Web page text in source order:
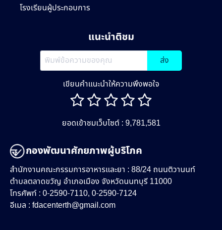
โรงเรียนผู้ประกอบการ
แนะนำติชม
ส่ง
เขียนคำแนะนำให้ความพึงพอใจ
ยอดเข้าชมเว็บไซต์ : 9,781,581
กองพัฒนาศักยภาพผู้บริโภค
สำนักงานคณะกรรมการอาหารและยา : 88/24 ถนนติวานนท์
ตำบลตลาดขวัญ อำเภอเมือง จังหวัดนนทบุรี 11000
โทรศัพท์ : 0-2590-7110, 0-2590-7124
อีเมล : fdacenterth@gmail.com